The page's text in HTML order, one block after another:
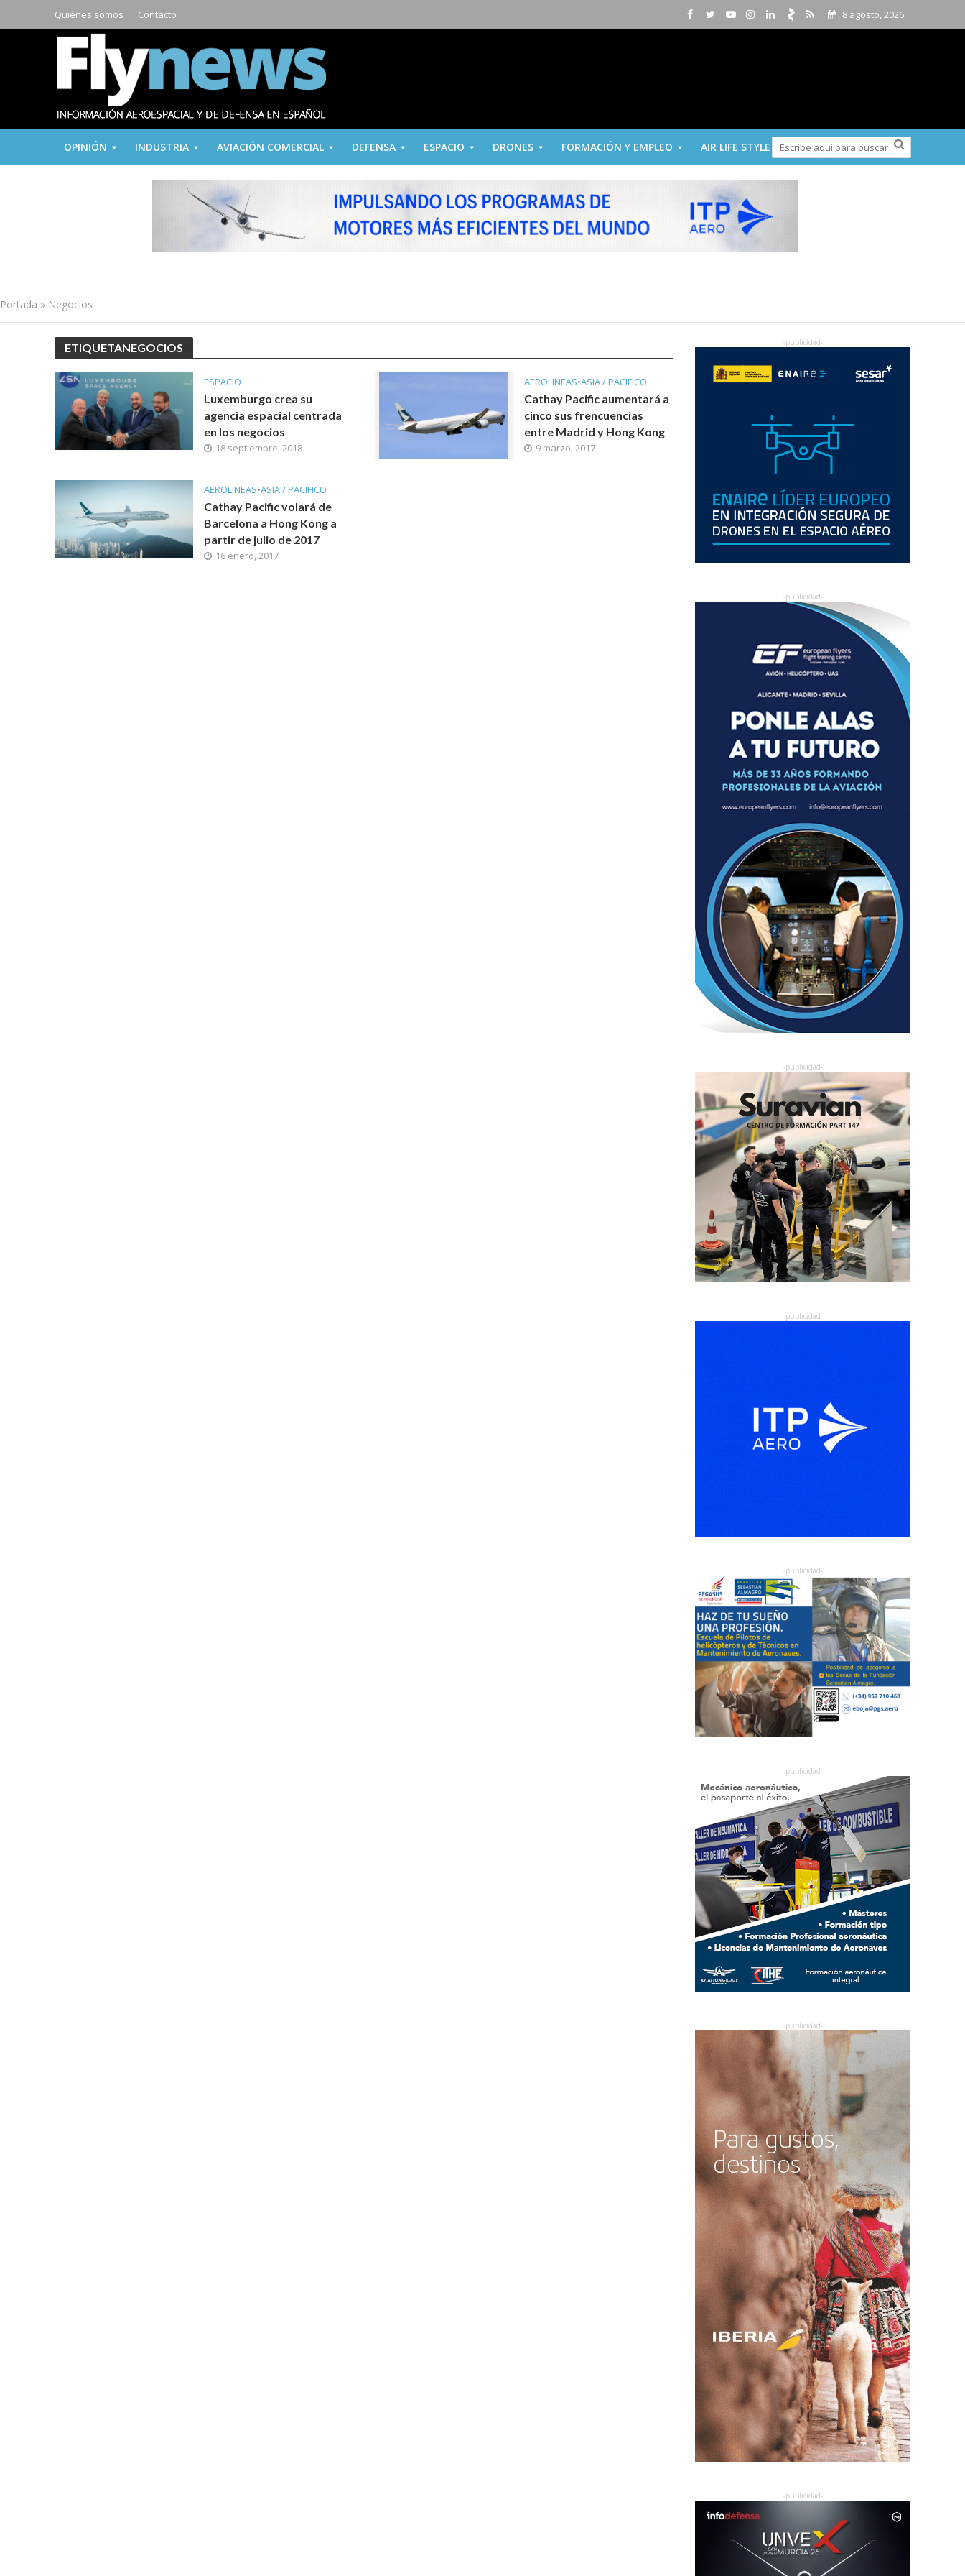
Quiénes somos Contacto 8 agosto, 2026
OPINIÓN INDUSTRIA AVIACIÓN COMERCIAL DEFENSA ESPACIO DRONES FORMACIÓN Y EMPLEO AIR LIFE STYLE
Portada » Negocios
ETIQUETANEGOCIOS
ESPACIO
Luxemburgo crea su
agencia espacial centrada
en los negocios
18 septiembre, 2018
AEROLINEAS•ASIA / PACIFICO
Cathay Pacific aumentará a
cinco sus frencuencias
entre Madrid y Hong Kong
9 marzo, 2017
AEROLINEAS•ASIA / PACIFICO
Cathay Pacific volará de
Barcelona a Hong Kong a
partir de julio de 2017
16 enero, 2017